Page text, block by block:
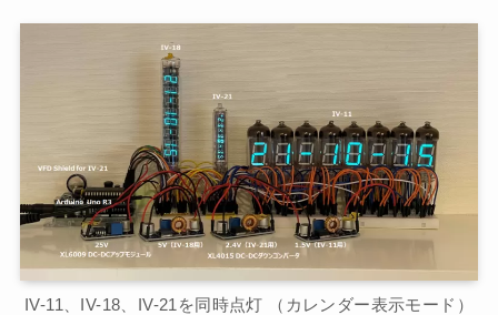
IV-11、IV-18、IV-21を同時点灯 （カレンダー表示モード）